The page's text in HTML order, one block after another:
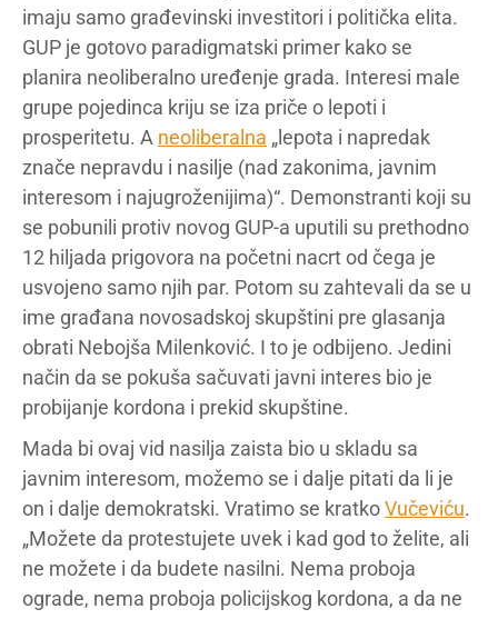
imaju samo građevinski investitori i politička elita.
GUP je gotovo paradigmatski primer kako se
planira neoliberalno uređenje grada. Interesi male
grupe pojedinca kriju se iza priče o lepoti i
prosperitetu. A neoliberalna „lepota i napredak
znače nepravdu i nasilje (nad zakonima, javnim
interesom i najugroženijima)“. Demonstranti koji su
se pobunili protiv novog GUP-a uputili su prethodno
12 hiljada prigovora na početni nacrt od čega je
usvojeno samo njih par. Potom su zahtevali da se u
ime građana novosadskoj skupštini pre glasanja
obrati Nebojša Milenković. I to je odbijeno. Jedini
način da se pokuša sačuvati javni interes bio je
probijanje kordona i prekid skupštine.
Mada bi ovaj vid nasilja zaista bio u skladu sa
javnim interesom, možemo se i dalje pitati da li je
on i dalje demokratski. Vratimo se kratkoVučeviću.
„Možete da protestujete uvek i kad god to želite, ali
ne možete i da budete nasilni. Nema proboja
ograde, nema proboja policijskog kordona, a da ne